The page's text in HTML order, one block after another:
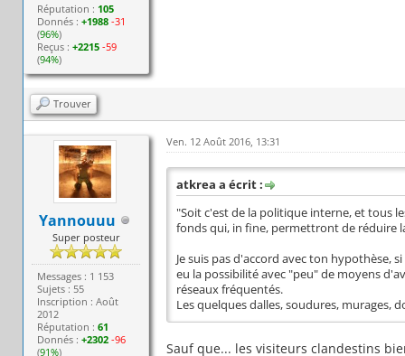
Réputation : 105
Donnés :+1988 -31
(96%)
Reçus :+2215 -59
(94%)
Trouver
Yannouuu
Super posteur
Messages : 1 153
Sujets : 55
Inscription : Août
2012
Réputation :61
Donnés :+2302 -96
(91%)
Ven. 12 Août 2016, 13:31
atkrea a écrit :
"Soit c'est de la politique interne, et tous
fonds qui, in fine, permettront de réduire
Je suis pas d'accord avec ton hypothèse,
eu la possibilité avec "peu" de moyens
réseaux fréquentés.
Les quelques dalles, soudures, murages,
Sauf que... les visiteurs clandestins